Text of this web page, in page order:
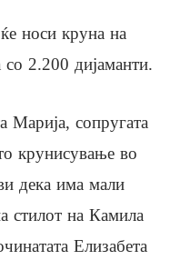
носи круна на
со 2.200 дијаманти.
Марија, сопругата
крунисување во
дека има мали
стилот на Камила
Елизабета